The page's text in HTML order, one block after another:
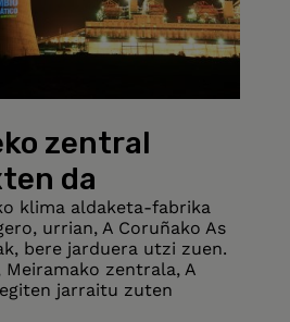
zentral
da
klima aldaketa-fabrika
urrian, A Coruñako As
bere jarduera utzi zuen.
zentrala, A
jarraitu zuten